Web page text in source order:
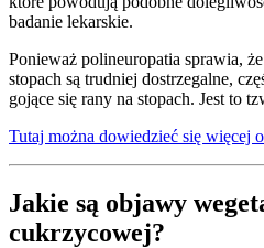
badanie lekarskie.
Ponieważ polineuropatia sprawia,
stopach są trudniej dostrzegalne,
gojące się rany na stopach. Jest to
Tutaj można dowiedzieć się więcej
Jakie są objawy
cukrzycowej?